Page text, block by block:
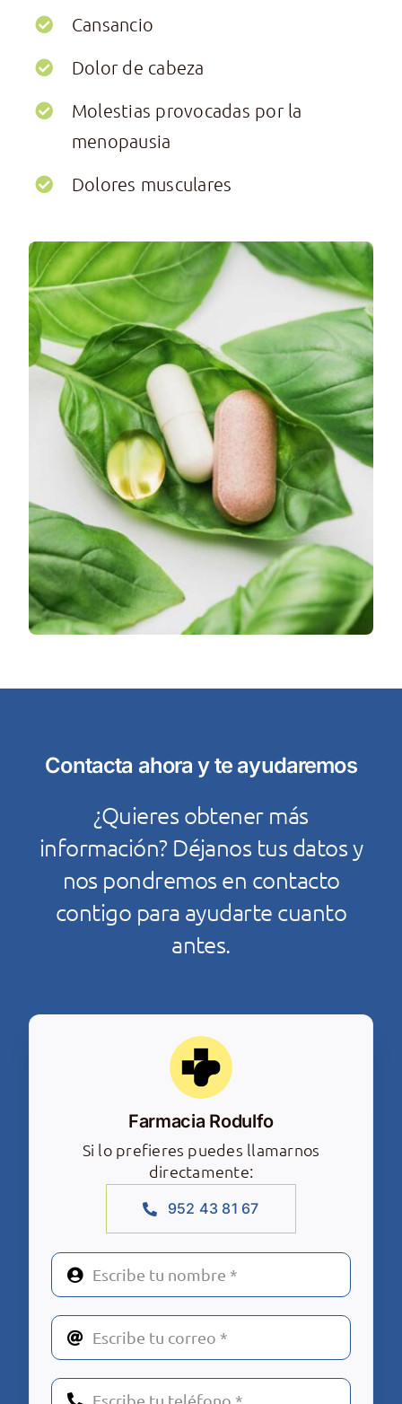
Cansancio
Dolor de cabeza
Molestias provocadas por la
menopausia
Dolores musculares
Contacta ahora y te ayudaremos
¿Quieres obtener más
información? Déjanos tus datos y
nos pondremos en contacto
contigo para ayudarte cuanto
antes.
Farmacia Rodulfo
Si lo prefieres puedes llamarnos
directamente:
952 43 81 67